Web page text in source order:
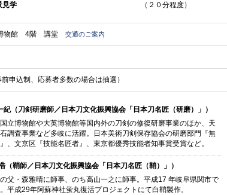
見学
（２０分程度）
物館 4階 講堂 交通のご案内
申込制、応募者多数の場合は抽選）
紀（刀剣研磨師／日本刀文化振興協会「日本刀名匠（研磨）」）
立博物館や大英博物館等国内外の刀剣の修復研磨事業のほか、天
調査事業など多岐に活躍。日本美術刀剣保存協会の研磨部門『無
、文京区『技能名匠者』、東京都優秀技能者知事賞受賞など。
（鞘師／日本刀文化振興協会「日本刀名匠（鞘）」）
父・森雅晴に師事、のち高山一之に師事。平成17 年岐阜県関市で
平成29年阿蘇神社蛍丸復活プロジェクトにて白鞘製作。